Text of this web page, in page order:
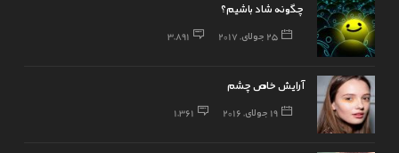
چگونه شاد باشیم؟
25 جولای, 2017 3,891
آرایش خاص چشم
19 جولای, 2016 1,361